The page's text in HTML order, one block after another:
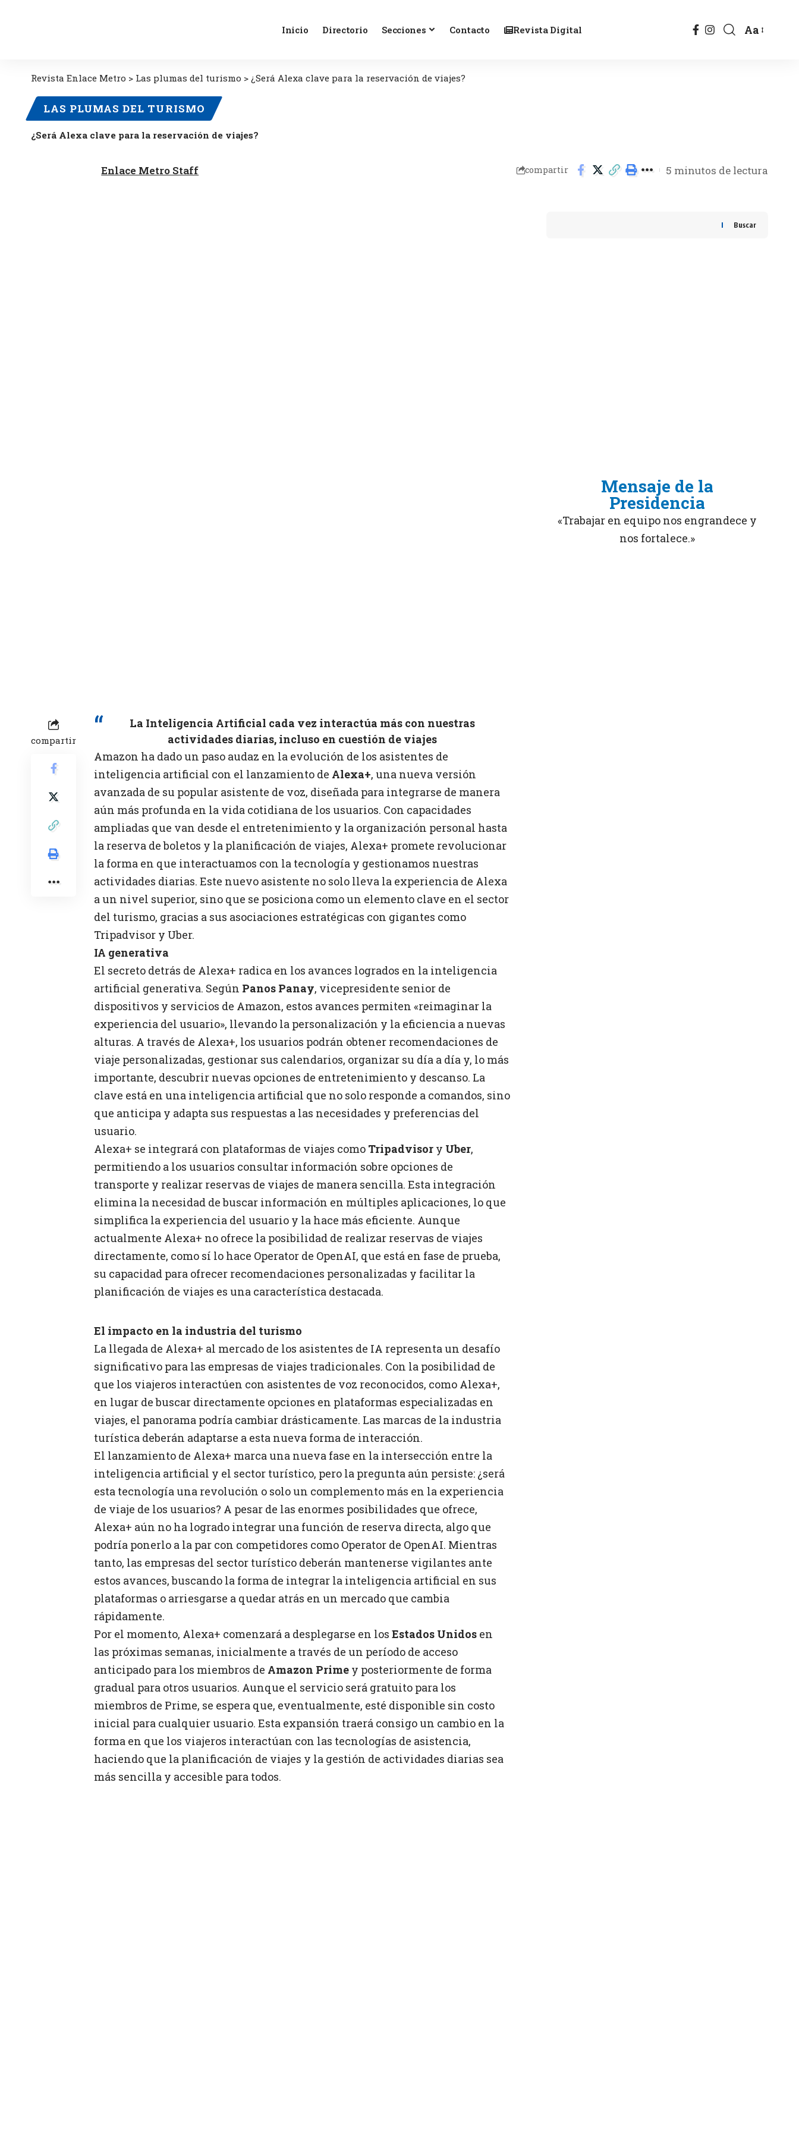
Inicio Directorio Secciones Contacto Revista Digital Aa
Revista Enlace Metro > Las plumas del turismo > ¿Será Alexa clave para la reservación de viajes?
LAS PLUMAS DEL TURISMO
¿Será Alexa clave para la reservación de viajes?
Enlace Metro Staff compartir 5 minutos de lectura
compartir
La Inteligencia Artificial cada vez interactúa más con nuestras
actividades diarias, incluso en cuestión de viajes
Amazon ha dado un paso audaz en la evolución de los asistentes de
inteligencia artificial con el lanzamiento de Alexa+, una nueva versión
avanzada de su popular asistente de voz, diseñada para integrarse de manera
aún más profunda en la vida cotidiana de los usuarios. Con capacidades
ampliadas que van desde el entretenimiento y la organización personal hasta
la reserva de boletos y la planificación de viajes, Alexa+ promete revolucionar
la forma en que interactuamos con la tecnología y gestionamos nuestras
actividades diarias. Este nuevo asistente no solo lleva la experiencia de Alexa
a un nivel superior, sino que se posiciona como un elemento clave en el sector
del turismo, gracias a sus asociaciones estratégicas con gigantes como
Tripadvisor y Uber.
IA generativa
El secreto detrás de Alexa+ radica en los avances logrados en la inteligencia
artificial generativa. Según Panos Panay, vicepresidente senior de
dispositivos y servicios de Amazon, estos avances permiten «reimaginar la
experiencia del usuario», llevando la personalización y la eficiencia a nuevas
alturas. A través de Alexa+, los usuarios podrán obtener recomendaciones de
viaje personalizadas, gestionar sus calendarios, organizar su día a día y, lo más
importante, descubrir nuevas opciones de entretenimiento y descanso. La
clave está en una inteligencia artificial que no solo responde a comandos, sino
que anticipa y adapta sus respuestas a las necesidades y preferencias del
usuario.
Alexa+ se integrará con plataformas de viajes como Tripadvisor y Uber,
permitiendo a los usuarios consultar información sobre opciones de
transporte y realizar reservas de viajes de manera sencilla. Esta integración
elimina la necesidad de buscar información en múltiples aplicaciones, lo que
simplifica la experiencia del usuario y la hace más eficiente. Aunque
actualmente Alexa+ no ofrece la posibilidad de realizar reservas de viajes
directamente, como sí lo hace Operator de OpenAI, que está en fase de prueba,
su capacidad para ofrecer recomendaciones personalizadas y facilitar la
planificación de viajes es una característica destacada.
El impacto en la industria del turismo
La llegada de Alexa+ al mercado de los asistentes de IA representa un desafío
significativo para las empresas de viajes tradicionales. Con la posibilidad de
que los viajeros interactúen con asistentes de voz reconocidos, como Alexa+,
en lugar de buscar directamente opciones en plataformas especializadas en
viajes, el panorama podría cambiar drásticamente. Las marcas de la industria
turística deberán adaptarse a esta nueva forma de interacción.
El lanzamiento de Alexa+ marca una nueva fase en la intersección entre la
inteligencia artificial y el sector turístico, pero la pregunta aún persiste: ¿será
esta tecnología una revolución o solo un complemento más en la experiencia
de viaje de los usuarios? A pesar de las enormes posibilidades que ofrece,
Alexa+ aún no ha logrado integrar una función de reserva directa, algo que
podría ponerlo a la par con competidores como Operator de OpenAI. Mientras
tanto, las empresas del sector turístico deberán mantenerse vigilantes ante
estos avances, buscando la forma de integrar la inteligencia artificial en sus
plataformas o arriesgarse a quedar atrás en un mercado que cambia
rápidamente.
Por el momento, Alexa+ comenzará a desplegarse en los Estados Unidos en
las próximas semanas, inicialmente a través de un período de acceso
anticipado para los miembros de Amazon Prime y posteriormente de forma
gradual para otros usuarios. Aunque el servicio será gratuito para los
miembros de Prime, se espera que, eventualmente, esté disponible sin costo
inicial para cualquier usuario. Esta expansión traerá consigo un cambio en la
forma en que los viajeros interactúan con las tecnologías de asistencia,
haciendo que la planificación de viajes y la gestión de actividades diarias sea
más sencilla y accesible para todos.
Buscar
Mensaje de la
Presidencia
«Trabajar en equipo nos engrandece y
nos fortalece.»